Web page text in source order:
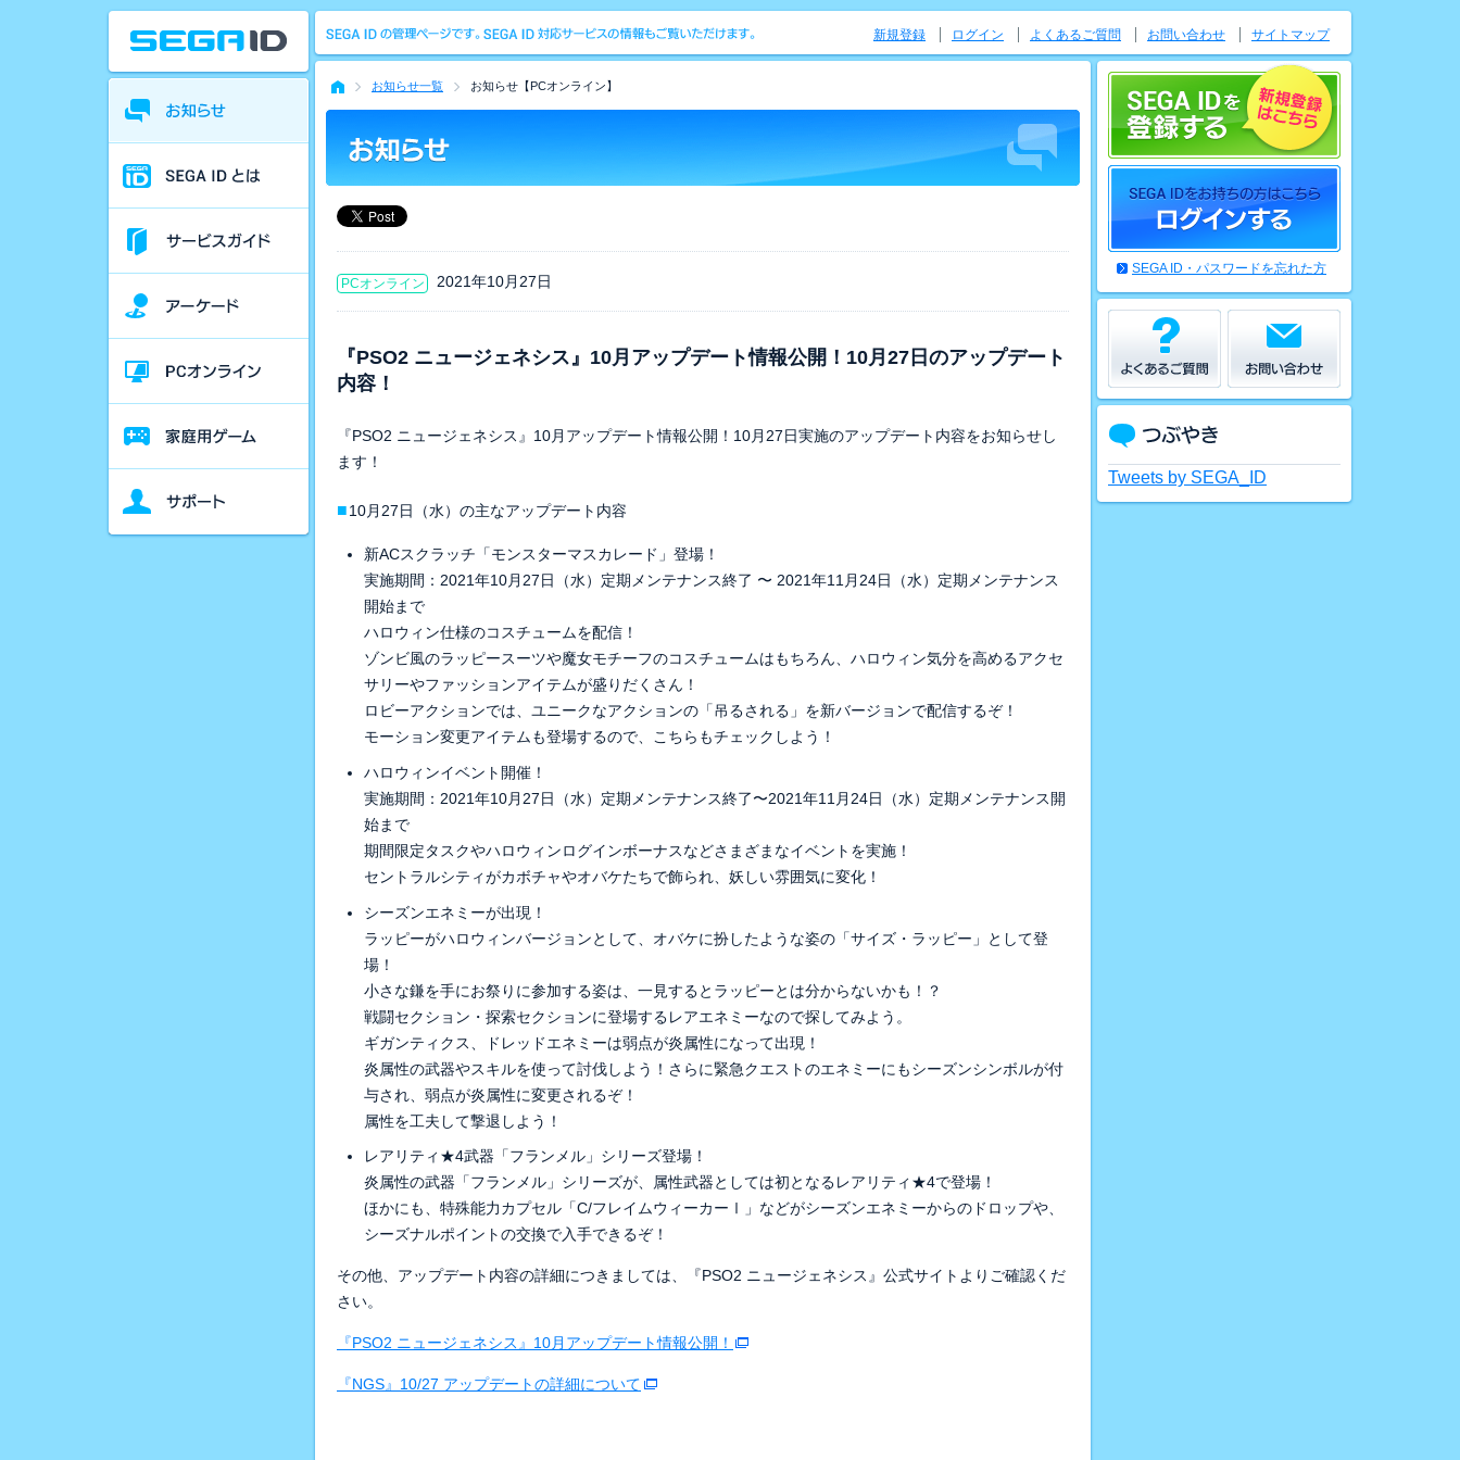
お知らせ一覧 お知らせ【PCオンライン】
2021年10月27日
PCオンライン
『PSO2 ニュージェネシス』10月アップデート情報公開！10月27日のアップデート
内容！
『PSO2 ニュージェネシス』10月アップデート情報公開！10月27日実施のアップデート内容をお知らせし
ます！
■10月27日（水）の主なアップデート内容
新ACスクラッチ「モンスターマスカレード」登場！
実施期間：2021年10月27日（水）定期メンテナンス終了 〜 2021年11月24日（水）定期メンテナンス
開始まで
ハロウィン仕様のコスチュームを配信！
ゾンビ風のラッピースーツや魔女モチーフのコスチュームはもちろん、ハロウィン気分を高めるアクセ
サリーやファッションアイテムが盛りだくさん！
ロビーアクションでは、ユニークなアクションの「吊るされる」を新バージョンで配信するぞ！
モーション変更アイテムも登場するので、こちらもチェックしよう！
ハロウィンイベント開催！
実施期間：2021年10月27日（水）定期メンテナンス終了〜2021年11月24日（水）定期メンテナンス開
始まで
期間限定タスクやハロウィンログインボーナスなどさまざまなイベントを実施！
セントラルシティがカボチャやオバケたちで飾られ、妖しい雰囲気に変化！
シーズンエネミーが出現！
ラッピーがハロウィンバージョンとして、オバケに扮したような姿の「サイズ・ラッピー」として登
場！
小さな鎌を手にお祭りに参加する姿は、一見するとラッピーとは分からないかも！？
戦闘セクション・探索セクションに登場するレアエネミーなので探してみよう。
ギガンティクス、ドレッドエネミーは弱点が炎属性になって出現！
炎属性の武器やスキルを使って討伐しよう！さらに緊急クエストのエネミーにもシーズンシンボルが付
与され、弱点が炎属性に変更されるぞ！
属性を工夫して撃退しよう！
レアリティ★4武器「フランメル」シリーズ登場！
炎属性の武器「フランメル」シリーズが、属性武器としては初となるレアリティ★4で登場！
ほかにも、特殊能力カプセル「C/フレイムウィーカーⅠ」などがシーズンエネミーからのドロップや、
シーズナルポイントの交換で入手できるぞ！
その他、アップデート内容の詳細につきましては、『PSO2 ニュージェネシス』公式サイトよりご確認くだ
さい。
『PSO2 ニュージェネシス』10月アップデート情報公開！
『NGS』10/27 アップデートの詳細について
SEGA ID・パスワードを忘れた方
Tweets by SEGA_ID
新規登録 ログイン よくあるご質問 お問い合わせ サイトマップ